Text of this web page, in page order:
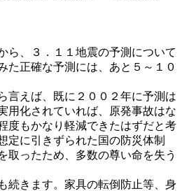
、３．１１地震の予測について
た正確な予測には、あと５～１０
言えば、既に２００２年に予測は
用化されていれば、原発事故はな
度もかなり軽減できたはずだと考
定に引きずられた国の防災体制
取ったため、多数の尊い命を失う
続きます。家具の転倒防止等、身